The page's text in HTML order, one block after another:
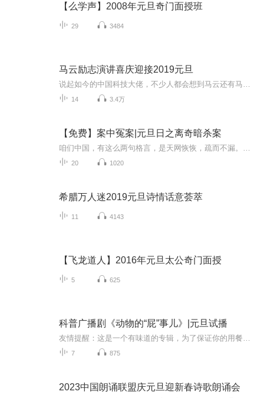
【么学声】2008年元旦奇门面授班
29 3484
马云励志演讲喜庆迎接2019元旦
14 3.4万
【免费】案中冤案|元旦日之离奇暗杀案
20 1020
希腊万人迷2019元旦诗情话意荟萃
11 4143
【飞龙道人】2016年元旦太公奇门面授
5 625
科普广播剧《动物的“屁”事儿》|元旦试播
7 875
2023中国朗诵联盟庆元旦迎新春诗歌朗诵会